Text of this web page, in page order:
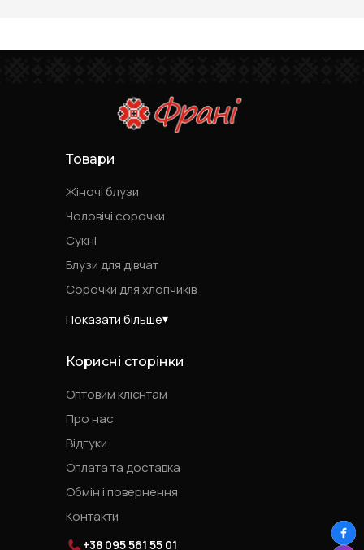
Товари
Жіночі блузи
Чоловічі сорочки
Сукні
Блузи для дівчат
Сорочки для хлопчиків
Показати більше
Корисні сторінки
Оптовим клієнтам
Про нас
Відгуки
Оплата та доставка
Обмін і повернення
Контакти
+38 095 561 55 01